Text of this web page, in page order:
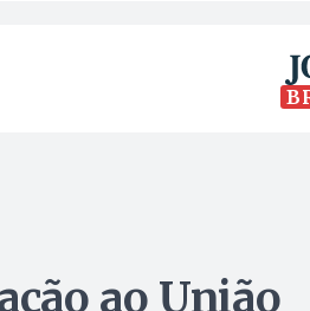
ao União